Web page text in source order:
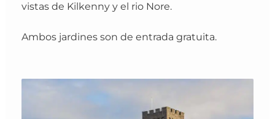
vistas de Kilkenny y el rio Nore.
Ambos jardines son de entrada gratuita.